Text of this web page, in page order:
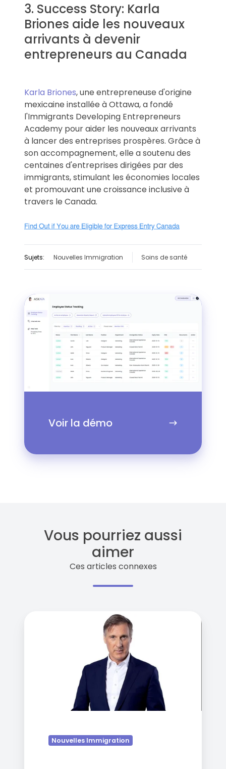
3. Success Story: Karla
Briones aide les nouveaux
arrivants à devenir
entrepreneurs au Canada
Karla Briones, une entrepreneuse d'origine
mexicaine installée à Ottawa, a fondé
l'Immigrants Developing Entrepreneurs
Academy pour aider les nouveaux arrivants
à lancer des entreprises prospères. Grâce à
son accompagnement, elle a soutenu des
centaines d'entreprises dirigées par des
immigrants, stimulant les économies locales
et promouvant une croissance inclusive à
travers le Canada.
Sujets: Nouvelles Immigration Soins de santé
Voir la démo
Voir
la
démo
Vous pourriez aussi
aimer
Ces articles connexes
Nouvelles Immigration